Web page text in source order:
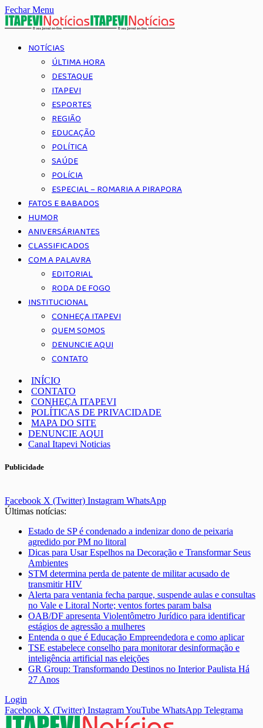
Fechar Menu
NOTÍCIAS
ÚLTIMA HORA
DESTAQUE
ITAPEVI
ESPORTES
REGIÃO
EDUCAÇÃO
POLÍTICA
SAÚDE
POLÍCIA
ESPECIAL – ROMARIA A PIRAPORA
FATOS E BABADOS
HUMOR
ANIVERSÁRIANTES
CLASSIFICADOS
COM A PALAVRA
EDITORIAL
RODA DE FOGO
INSTITUCIONAL
CONHEÇA ITAPEVI
QUEM SOMOS
DENUNCIE AQUI
CONTATO
INÍCIO
CONTATO
CONHEÇA ITAPEVI
POLÍTICAS DE PRIVACIDADE
MAPA DO SITE
DENUNCIE AQUI
Canal Itapevi Noticias
Publicidade
Facebook X (Twitter) Instagram WhatsApp
Últimas notícias:
Estado de SP é condenado a indenizar dono de peixaria
agredido por PM no litoral
Dicas para Usar Espelhos na Decoração e Transformar Seus
Ambientes
STM determina perda de patente de militar acusado de
transmitir HIV
Alerta para ventania fecha parque, suspende aulas e consultas
no Vale e Litoral Norte; ventos fortes param balsa
OAB/DF apresenta Violentômetro Jurídico para identificar
estágios de agressão a mulheres
Entenda o que é Educação Empreendedora e como aplicar
TSE estabelece conselho para monitorar desinformação e
inteligência artificial nas eleições
GR Group: Transformando Destinos no Interior Paulista Há
27 Anos
Login
Facebook X (Twitter) InstagramYouTube WhatsApp Telegrama